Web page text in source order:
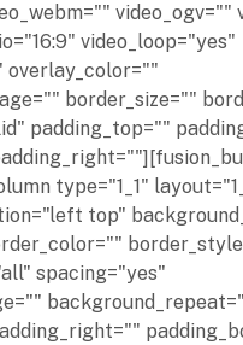
video_ogv=""
video_loop="yes"
overlay_color=""
border_size=""
padding_top=""
type="1_1"
top"
spacing="yes"